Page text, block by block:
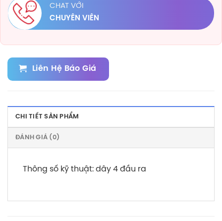
CHAT VỚI
CHUYÊN VIÊN
Liên Hệ Báo Giá
CHI TIẾT SẢN PHẨM
ĐÁNH GIÁ (0)
Thông số kỹ thuật: dây 4 đầu ra